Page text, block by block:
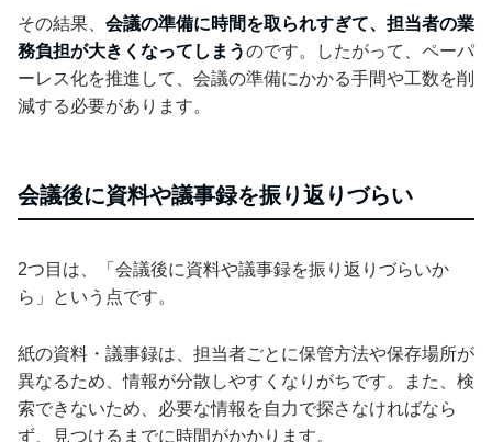
その結果、 会議の準備に時間を取られすぎて、担当者の業
務負担が大きくなってしまうのです。したがって、ペーパ
ーレス化を推進して、会議の準備にかかる手間や工数を削
減する必要があります。
会議後に資料や議事録を振り返りづらい
2つ目は、「会議後に資料や議事録を振り返りづらいか
ら」という点です。
紙の資料・議事録は、担当者ごとに保管方法や保存場所が
異なるため、情報が分散しやすくなりがちです。また、検
索できないため、必要な情報を自力で探さなければなら
ず、見つけるまでに時間がかかります。